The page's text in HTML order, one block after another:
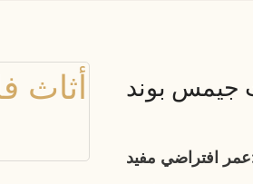
جيمس بوند
مفيد: